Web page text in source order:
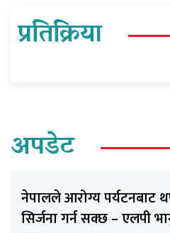
प्रतिक्रिया
अपडेट
नेपालले आरोग्य पर्यटनबाट
सिर्जना गर्न सक्छ – एलपी